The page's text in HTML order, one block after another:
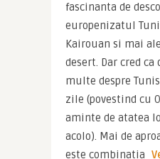
fascinanta de
europenizatul
Kairouan si mai
desert. Dar cred ca
multe despre
zile (povestind cu
aminte de atatea
acolo). Mai de
este combinatia